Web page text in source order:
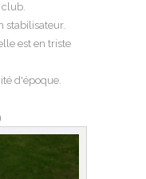
club.
stabilisateur.
est en triste
d'époque.